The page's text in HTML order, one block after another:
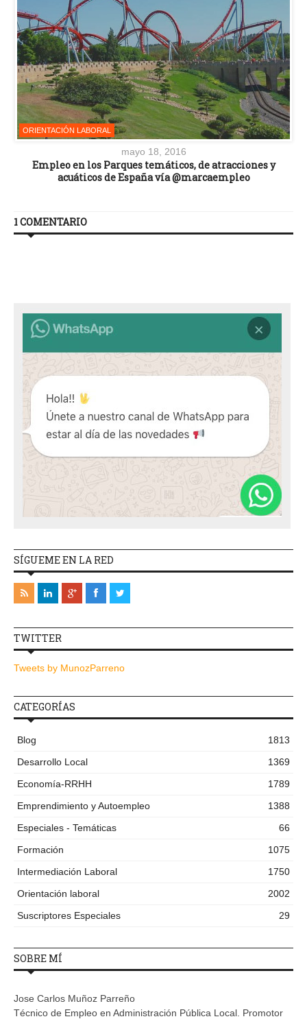
ORIENTACIÓN LABORAL
mayo 18, 2016
Empleo en los Parques temáticos, de atracciones y
acuáticos de España vía @marcaempleo
1 COMENTARIO
SÍGUEME EN LA RED
TWITTER
Tweets by MunozParreno
CATEGORÍAS
Blog
1813
Desarrollo Local
1369
Economía-RRHH
1789
Emprendimiento y Autoempleo
1388
Especiales - Temáticas
66
Formación
1075
Intermediación Laboral
1750
Orientación laboral
2002
Suscriptores Especiales
29
SOBRE MÍ
Jose Carlos Muñoz Parreño
Técnico de Empleo en Administración Pública Local. Promotor